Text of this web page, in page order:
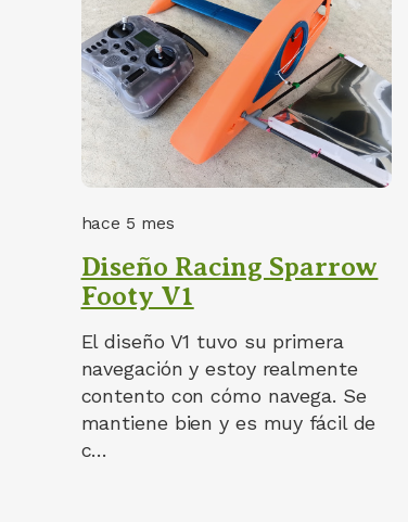
hace 5 mes
Diseño Racing Sparrow
Footy V1
El diseño V1 tuvo su primera
navegación y estoy realmente
contento con cómo navega. Se
mantiene bien y es muy fácil de
c…